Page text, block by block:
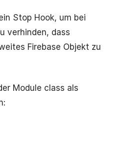
Stop Hook, um bei
verhinden, dass
Firebase Objekt zu
Module class als